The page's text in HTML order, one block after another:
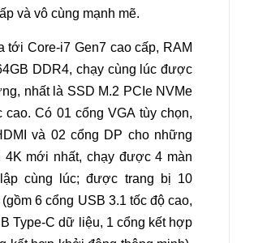
và vô cùng mạnh mẽ.
tới Core-i7 Gen7 cao cấp, RAM
DDR4, chạy cùng lúc được
nhất là SSD M.2 PCIe NVMe
cao. Có 01 cổng VGA tùy chọn,
và 02 cổng DP cho những
4K mới nhất, chạy được 4 màn
cùng lúc; được trang bị 10
6 cổng USB 3.1 tốc độ cao,
Type-C dữ liệu, 1 cổng kết hợp